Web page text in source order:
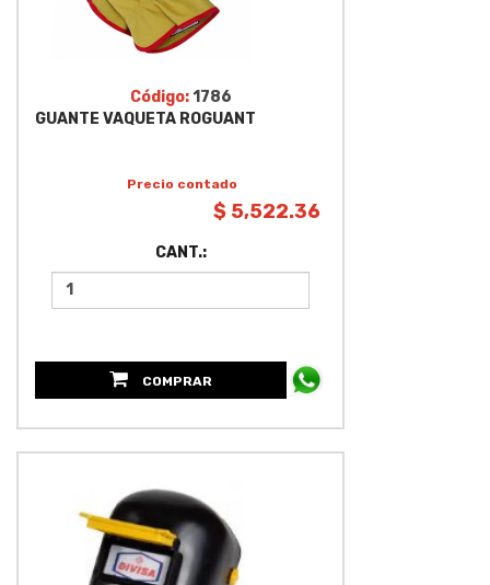
Código:1786
GUANTE VAQUETA ROGUANT
Precio contado
$ 5,522.36
CANT.:
COMPRAR